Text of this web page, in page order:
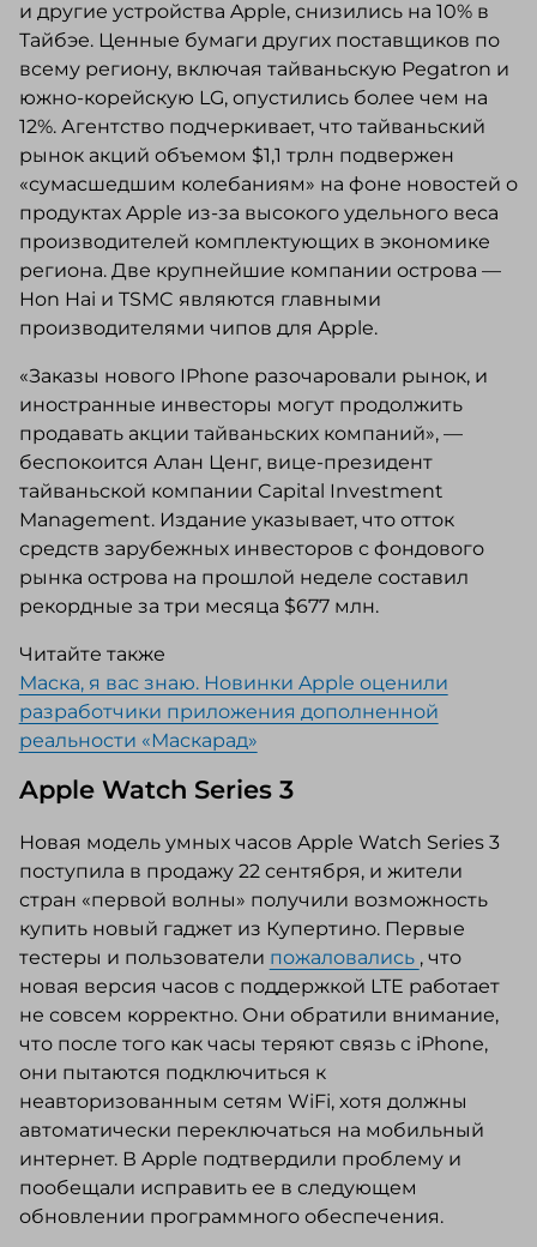
и другие устройства Apple, снизились на 10% в
Тайбэе. Ценные бумаги других поставщиков по
всему региону, включая тайваньскую Pegatron и
южно-корейскую LG, опустились более чем на
12%. Агентство подчеркивает, что тайваньский
рынок акций объемом $1,1 трлн подвержен
«сумасшедшим колебаниям» на фоне новостей о
продуктах Apple из-за высокого удельного веса
производителей комплектующих в экономике
региона. Две крупнейшие компании острова —
Hon Hai и TSMC являются главными
производителями чипов для Apple.
«Заказы нового IPhone разочаровали рынок, и
иностранные инвесторы могут продолжить
продавать акции тайваньских компаний», —
беспокоится Алан Ценг, вице-президент
тайваньской компании Capital Investment
Management. Издание указывает, что отток
средств зарубежных инвесторов с фондового
рынка острова на прошлой неделе составил
рекордные за три месяца $677 млн.
Читайте также
Маска, я вас знаю. Новинки Apple оценили
разработчики приложения дополненной
реальности «Маскарад»
Apple Watch Series 3
Новая модель умных часов Apple Watch Series 3
поступила в продажу 22 сентября, и жители
стран «первой волны» получили возможность
купить новый гаджет из Купертино. Первые
тестеры и пользователи пожаловались , что
новая версия часов с поддержкой LTE работает
не совсем корректно. Они обратили внимание,
что после того как часы теряют связь с iPhone,
они пытаются подключиться к
неавторизованным сетям WiFi, хотя должны
автоматически переключаться на мобильный
интернет. В Apple подтвердили проблему и
пообещали исправить ее в следующем
обновлении программного обеспечения.